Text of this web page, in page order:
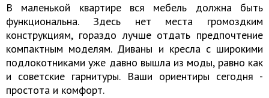
В маленькой квартире вся мебель должна быть
функциональна. Здесь нет места громоздким
конструкциям, гораздо лучше отдать предпочтение
компактным моделям. Диваны и кресла с широкими
подлокотниками уже давно вышла из моды, равно как
и советские гарнитуры. Ваши ориентиры сегодня -
простота и комфорт.